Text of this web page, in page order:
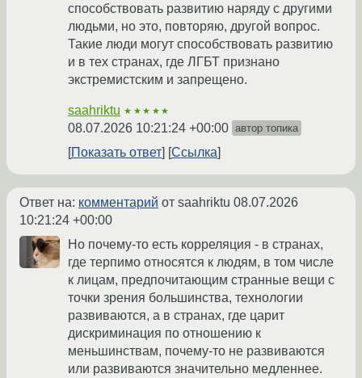
способствовать развитию наряду с другими
людьми, но это, повторяю, другой вопрос.
Такие люди могут способствовать развитию
и в тех странах, где ЛГБТ признано
экстремистским и запрещено.
saahriktu ★★★★★
08.07.2026 10:21:24 +00:00 автор топика
Показать ответ Ссылка
Ответ на: комментарий от saahriktu 08.07.2026
10:21:24 +00:00
Но почему-то есть корреляция - в странах,
где терпимо относятся к людям, в том числе
к лицам, предпочитающим странные вещи с
точки зрения большинства, технологии
развиваются, а в странах, где царит
дискриминация по отношению к
меньшинствам, почему-то не развиваются
или развиваются значительно медленнее.